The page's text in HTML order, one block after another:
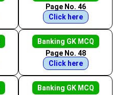
Page No. 46
Click here
Banking GK MCQ
Page No. 48
Click here
Banking GK MCQ